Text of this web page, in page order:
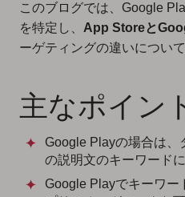
このブログでは、Google
を特定し、 App Storeと
ーゲティングの違いについ
主なポイン
Google Playの場合は、
の説明文のキーワード
Google Playでキーワー